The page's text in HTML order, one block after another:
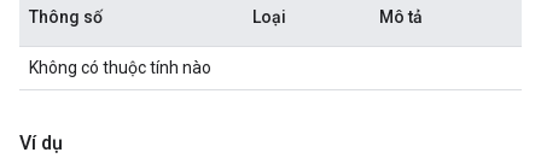
Thông số Loại Mô tả
Không có thuộc tính nào
Ví dụ